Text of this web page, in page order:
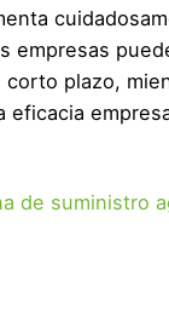
empresas
plazo,
eficacia
de suministro